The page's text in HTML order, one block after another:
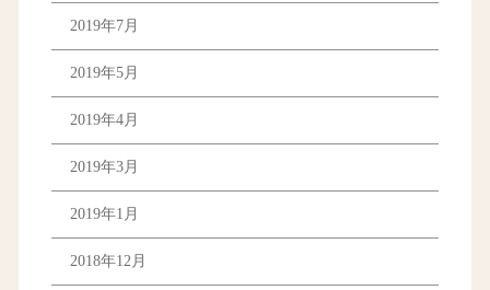
2019年7月
2019年5月
2019年4月
2019年3月
2019年1月
2018年12月